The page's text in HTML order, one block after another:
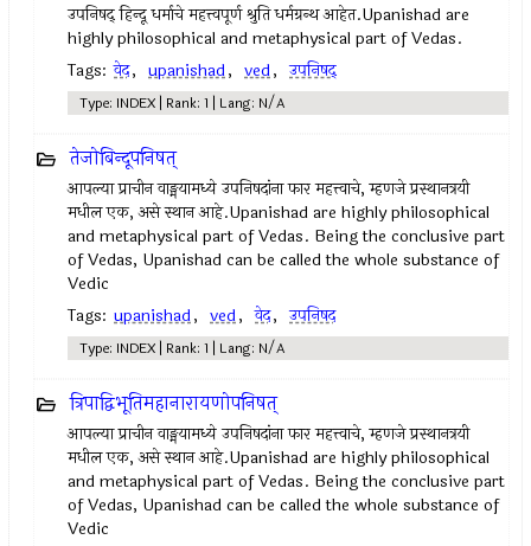
उपनिषद् हिन्दू धर्माचे महत्त्वपूर्ण श्रुति धर्मग्रन्थ आहेत.Upanishad are
highly philosophical and metaphysical part of Vedas.
Tags: वेद, upanishad, ved, उपनिषद्
Type: INDEX | Rank: 1 | Lang: N/A
तेजोबिन्दूपनिषत्
आपल्या प्राचीन वाङ्मयामध्ये उपनिषदांना फार महत्त्वाचे, म्हणजे प्रस्थानत्रयी
मधील एक, असे स्थान आहे.Upanishad are highly philosophical
and metaphysical part of Vedas. Being the conclusive part
of Vedas, Upanishad can be called the whole substance of
Vedic
Tags: upanishad, ved, वेद, उपनिषद‌
Type: INDEX | Rank: 1 | Lang: N/A
त्रिपाद्विभूतिमहानारायणोपनिषत्
आपल्या प्राचीन वाङ्मयामध्ये उपनिषदांना फार महत्त्वाचे, म्हणजे प्रस्थानत्रयी
मधील एक, असे स्थान आहे.Upanishad are highly philosophical
and metaphysical part of Vedas. Being the conclusive part
of Vedas, Upanishad can be called the whole substance of
Vedic